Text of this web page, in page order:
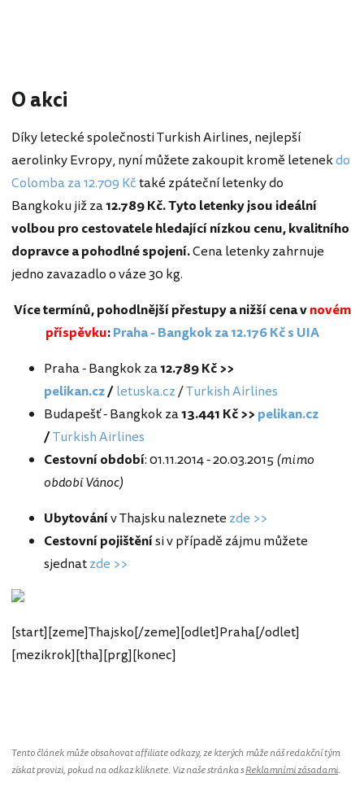
O akci
Díky letecké společnosti Turkish Airlines, nejlepší
aerolinky Evropy, nyní můžete zakoupit kromě letenekdo
Colomba za 12.709 Kčtaké zpáteční letenky do
Bangkoku již za12.789 Kč. Tyto letenky jsou ideální
volbou pro cestovatele hledající nízkou cenu, kvalitního
dopravce a pohodlné spojení.Cena letenky zahrnuje
jedno zavazadlo o váze 30 kg.
Více termínů, pohodlnější přestupy a nižší cena vnovém
příspěvku:Praha - Bangkok za 12.176 Kč s UIA
Praha - Bangkok za12.789 Kč >>
pelikan.cz/letuska.cz/Turkish Airlines
Budapešť - Bangkok za13.441 Kč >> pelikan.cz
/Turkish Airlines
Cestovní období: 01.11.2014 - 20.03.2015(mimo
období Vánoc)
Ubytovánív Thajsku naleznete zde >>
Cestovní pojištěnísi v případě zájmu můžete
sjednatzde >>
[start][zeme]Thajsko[/zeme][odlet]Praha[/odlet]
[mezikrok][tha][prg][konec]
Tento článek může obsahovat affiliate odkazy, ze kterých může náš redakční tým
získat provizi, pokud na odkaz kliknete. Viz naše stránka sReklamními zásadami.